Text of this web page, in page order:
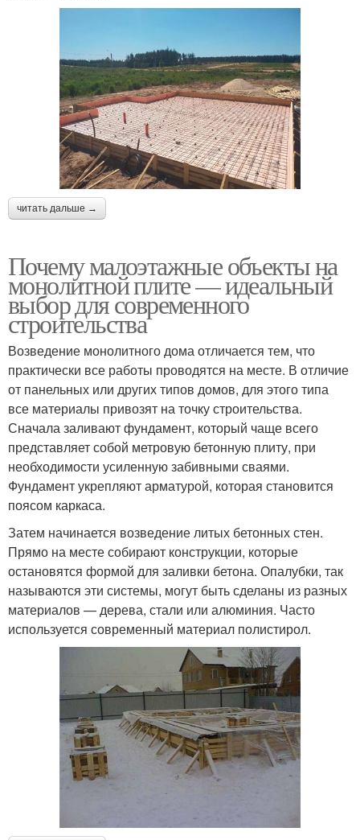
читать дальше →
Почему малоэтажные объекты на
монолитной плите — идеальный
выбор для современного
строительства
Возведение монолитного дома отличается тем, что
практически все работы проводятся на месте. В отличие
от панельных или других типов домов, для этого типа
все материалы привозят на точку строительства.
Сначала заливают фундамент, который чаще всего
представляет собой метровую бетонную плиту, при
необходимости усиленную забивными сваями.
Фундамент укрепляют арматурой, которая становится
поясом каркаса.
Затем начинается возведение литых бетонных стен.
Прямо на месте собирают конструкции, которые
остановятся формой для заливки бетона. Опалубки, так
называются эти системы, могут быть сделаны из разных
материалов — дерева, стали или алюминия. Часто
используется современный материал полистирол.